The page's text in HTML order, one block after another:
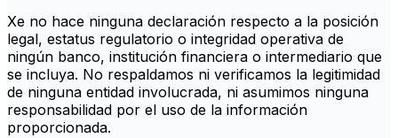
Xe no hace ninguna declaración respecto a la posición
legal, estatus regulatorio o integridad operativa de
ningún banco, institución financiera o intermediario que
se incluya. No respaldamos ni verificamos la legitimidad
de ninguna entidad involucrada, ni asumimos ninguna
responsabilidad por el uso de la información
proporcionada.